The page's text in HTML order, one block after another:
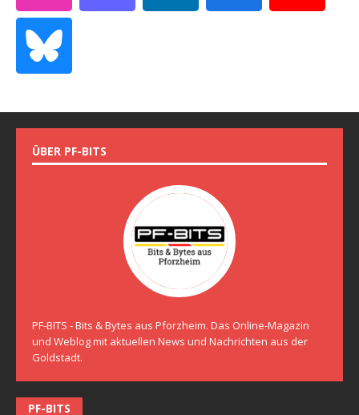
ÜBER PF-BITS
PF-BITS - Bits & Bytes aus Pforzheim. Das Online-Magazin
und Weblog mit aktuellen News und Nachrichten aus der
Goldstadt.
PF-BITS